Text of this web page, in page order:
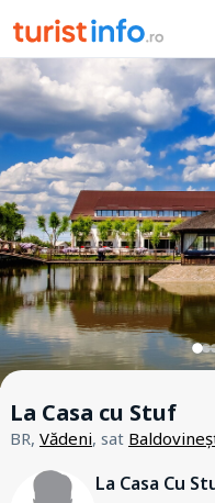
La Casa cu Stuf
BR, Vădeni, sat
La Casa Cu